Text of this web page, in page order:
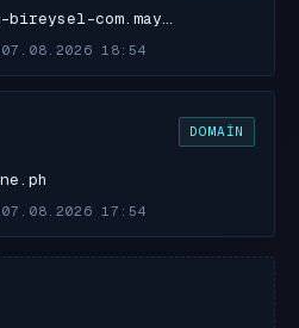
com.may…
07.08.2026 18:54
DOMAIN
07.08.2026 17:54